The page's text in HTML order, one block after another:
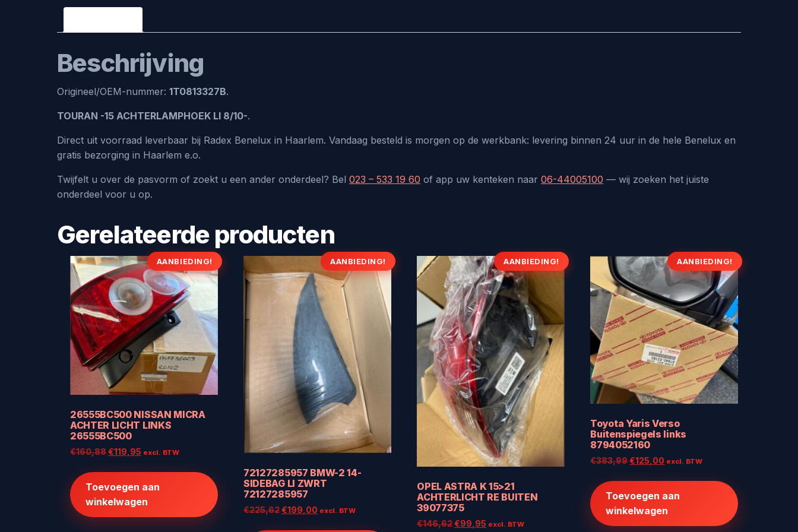
Beschrijving
Origineel/OEM-nummer: 1T0813327B.
TOURAN -15 ACHTERLAMPHOEK LI 8/10-.
Direct uit voorraad leverbaar bij Radex Benelux in Haarlem. Vandaag besteld is morgen op de werkbank: levering binnen 24 uur in de hele Benelux en
gratis bezorging in Haarlem e.o.
Twijfelt u over de pasvorm of zoekt u een ander onderdeel? Bel 023 – 533 19 60 of app uw kenteken naar 06-44005100 — wij zoeken het juiste
onderdeel voor u op.
Gerelateerde producten
AANBIEDING!
26555BC500 NISSAN MICRA
ACHTER LICHT LINKS
26555BC500
€160,88Oorspronkelijke
€160,88.
€119,95 Huidige
€119,95.
excl. BTW
Toevoegen aan
winkelwagen
AANBIEDING!
72127285957 BMW-2 14-
SIDEBAG LI ZWRT
72127285957
€225,62Oorspronkelijke
€199,00 Huidige
excl. BTW
AANBIEDING!
OPEL ASTRA K 15>21
ACHTERLICHT RE BUITEN
39077375
€146,62Oorspronkelijke
€99,95 Huidige
excl. BTW
AANBIEDING!
Toyota Yaris Verso
Buitenspiegels links
8794052160
€383,99Oorspronkelijke
€383,99.
€125,00 Huidige
€125,00.
excl. BTW
Toevoegen aan
winkelwagen